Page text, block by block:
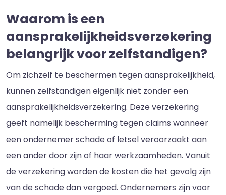
Waarom is een
aansprakelijkheidsverzekering
belangrijk voor zelfstandigen?
Om zichzelf te beschermen tegen aansprakelijkheid,
kunnen zelfstandigen eigenlijk niet zonder een
aansprakelijkheidsverzekering. Deze verzekering
geeft namelijk bescherming tegen claims wanneer
een ondernemer schade of letsel veroorzaakt aan
een ander door zijn of haar werkzaamheden. Vanuit
de verzekering worden de kosten die het gevolg zijn
van de schade dan vergoed. Ondernemers zijn voor